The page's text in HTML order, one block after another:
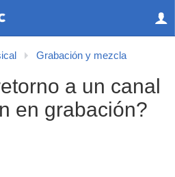
Grabación y mezcla
a un canal
en grabación?